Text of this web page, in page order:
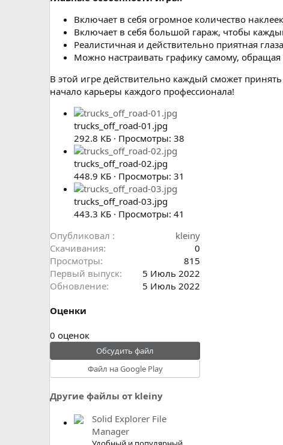
Включает в себя огромное количество
Включает в себя большой гараж, чтобы
Реалистичная и действительно приятная
Можно настраивать графику самому,
В этой игре действительно каждый сможет
начало карьеры каждого профессионала!
trucks_off_road-01.jpg
292.8 КБ · Просмотры: 38
trucks_off_road-02.jpg
448.9 КБ · Просмотры: 31
trucks_off_road-03.jpg
443.3 КБ · Просмотры: 41
Опубликовал
kleiny
Скачивания
0
Просмотры
815
Первый выпуск
5 Июль 2022
Обновление
5 Июль 2022
Оценки
0
.
0
в
0 оценок
Обсудить файл
Файл на Google Play
Другие файлы от kleiny
Solid Explorer File
Manager